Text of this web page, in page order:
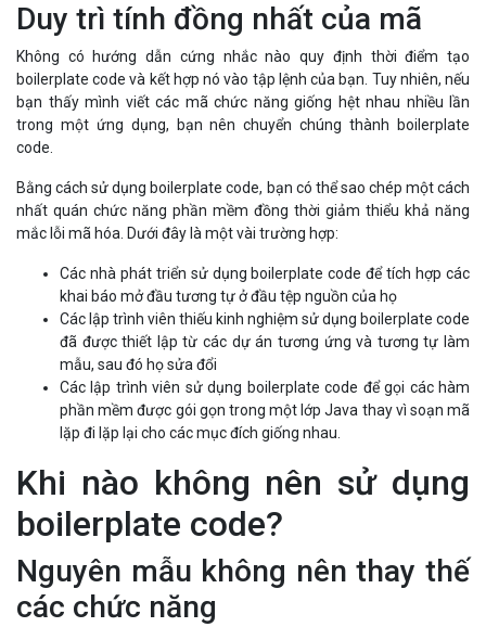
Duy trì tính đồng nhất của mã
Không có hướng dẫn cứng nhắc nào quy định thời điểm tạo
boilerplate code và kết hợp nó vào tập lệnh của bạn. Tuy nhiên, nếu
bạn thấy mình viết các mã chức năng giống hệt nhau nhiều lần
trong một ứng dụng, bạn nên chuyển chúng thành boilerplate
code.
Bằng cách sử dụng boilerplate code, bạn có thể sao chép một cách
nhất quán chức năng phần mềm đồng thời giảm thiểu khả năng
mắc lỗi mã hóa. Dưới đây là một vài trường hợp:
Các nhà phát triển sử dụng boilerplate code để tích hợp các
khai báo mở đầu tương tự ở đầu tệp nguồn của họ
Các lập trình viên thiếu kinh nghiệm sử dụng boilerplate code
đã được thiết lập từ các dự án tương ứng và tương tự làm
mẫu, sau đó họ sửa đổi
Các lập trình viên sử dụng boilerplate code để gọi các hàm
phần mềm được gói gọn trong một lớp Java thay vì soạn mã
lặp đi lặp lại cho các mục đích giống nhau.
Khi nào không nên sử dụng
boilerplate code?
Nguyên mẫu không nên thay thế
các chức năng